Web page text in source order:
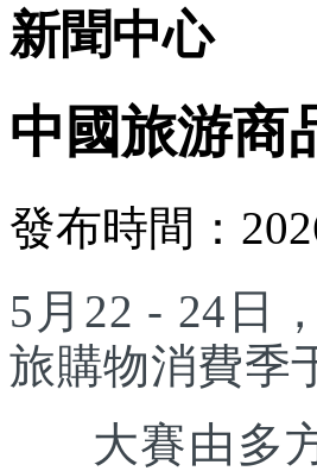
新聞中心
中國旅游商
發布時間：
5月22 - 24日
旅購物消費季
大賽由多方